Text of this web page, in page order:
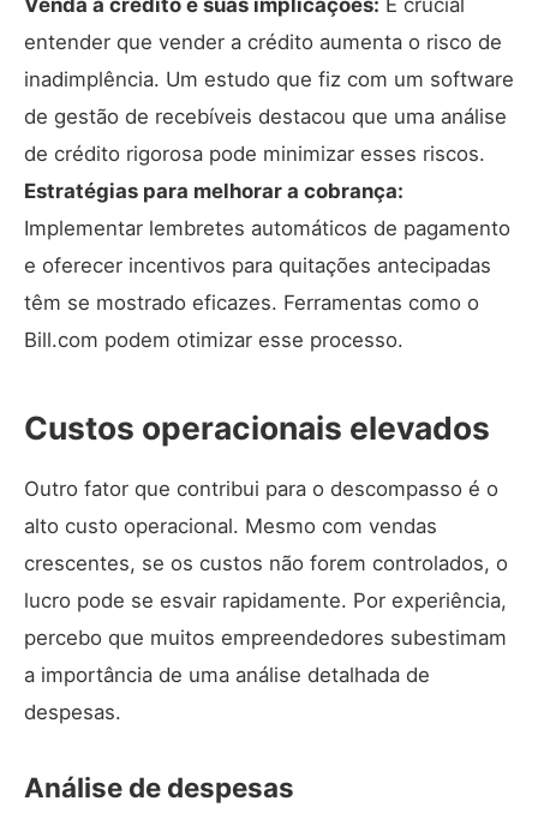
Venda a crédito e suas implicações: É crucial
entender que vender a crédito aumenta o risco de
inadimplência. Um estudo que fiz com um software
de gestão de recebíveis destacou que uma análise
de crédito rigorosa pode minimizar esses riscos.
Estratégias para melhorar a cobrança:
Implementar lembretes automáticos de pagamento
e oferecer incentivos para quitações antecipadas
têm se mostrado eficazes. Ferramentas como o
Bill.com podem otimizar esse processo.
Custos operacionais elevados
Outro fator que contribui para o descompasso é o
alto custo operacional. Mesmo com vendas
crescentes, se os custos não forem controlados, o
lucro pode se esvair rapidamente. Por experiência,
percebo que muitos empreendedores subestimam
a importância de uma análise detalhada de
despesas.
Análise de despesas